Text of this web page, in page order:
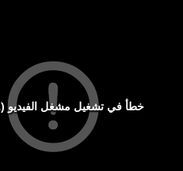
خطأ في تشغيل مشغل الفيديو (1) error